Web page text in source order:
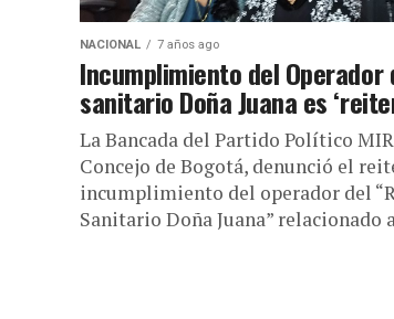
NACIONAL 7 años ago
Incumplimiento del Operador
sanitario Doña Juana es
La Bancada del Partido Político
Concejo de Bogotá, denunció el
incumplimiento del operador del
Sanitario Doña Juana” relacionado